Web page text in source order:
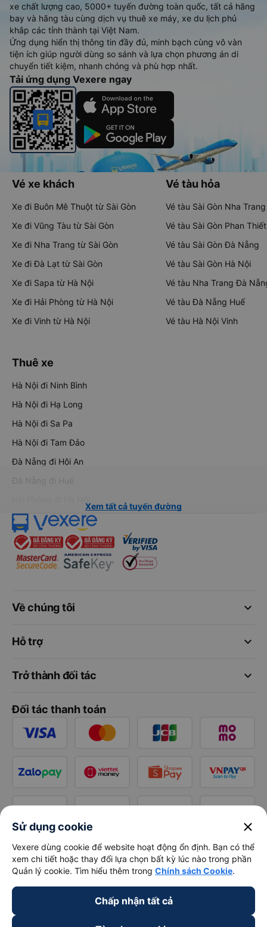
xe chất lượng cao, 5000+ tuyến đường toàn quốc, tất cả hãng
bay và hãng tàu cùng dịch vụ thuê xe máy, xe du lịch phủ
khắp các tỉnh thành tại Việt Nam.
Ứng dụng hiển thị thông tin đầy đủ, minh bạch cùng vô vàn
tiện ích giúp người dùng so sánh và lựa chọn phương án di
chuyển tiết kiệm, nhanh chóng và phù hợp nhất.
Tải ứng dụng Vexere ngay
Vé xe khách
Xe đi Buôn Mê Thuột từ Sài Gòn
Xe đi Vũng Tàu từ Sài Gòn
Xe đi Nha Trang từ Sài Gòn
Xe đi Đà Lạt từ Sài Gòn
Xe đi Sapa từ Hà Nội
Xe đi Hải Phòng từ Hà Nội
Xe đi Vinh từ Hà Nội
Vé tàu hỏa
Vé tàu Sài Gòn Nha Trang
Vé tàu Sài Gòn Phan Thiết
Vé tàu Sài Gòn Đà Nẵng
Vé tàu Sài Gòn Hà Nội
Vé tàu Nha Trang Đà
Vé tàu Đà Nẵng Huế
Vé tàu Hà Nội Vinh
Thuê xe
Hà Nội đi Ninh Bình
Hà Nội đi Hạ Long
Hà Nội đi Sa Pa
Hà Nội đi Tam Đảo
Đà Nẵng đi Hội An
Đà Nẵng đi Huế
Xem tất cả tuyến đường
keyboard_arrow_down
Về chúng tôi
keyboard_arrow_down
Hỗ trợ
keyboard_arrow_down
Trở thành đối tác
Đối tác thanh toán
Sử dụng cookie close
Vexere dùng cookie để website hoạt động ổn định. Bạn có thể
xem chi tiết hoặc thay đổi lựa chọn bất kỳ lúc nào trong phần
Quản lý cookie. Tìm hiểu thêm trong Chính sách Cookie.
Chấp nhận tất cả